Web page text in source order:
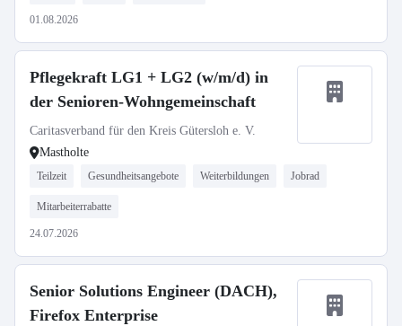
01.08.2026
Pflegekraft LG1 + LG2 (w/m/d) in
der Senioren-Wohngemeinschaft
Caritasverband für den Kreis Gütersloh e. V.
Mastholte
Teilzeit Gesundheitsangebote Weiterbildungen Jobrad
Mitarbeiterrabatte
24.07.2026
Senior Solutions Engineer (DACH),
Firefox Enterprise